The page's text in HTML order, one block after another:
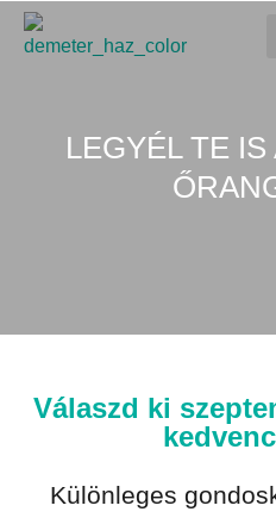
LEGYÉL TE
Válaszd ki
Különleges